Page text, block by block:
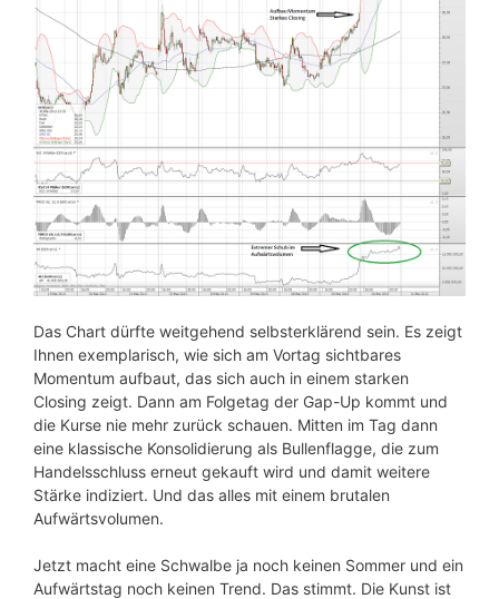
Das Chart dürfte weitgehend selbsterklärend sein. Es zeigt
Ihnen exemplarisch, wie sich am Vortag sichtbares
Momentum aufbaut, das sich auch in einem starken
Closing zeigt. Dann am Folgetag der Gap-Up kommt und
die Kurse nie mehr zurück schauen. Mitten im Tag dann
eine klassische Konsolidierung als Bullenflagge, die zum
Handelsschluss erneut gekauft wird und damit weitere
Stärke indiziert. Und das alles mit einem brutalen
Aufwärtsvolumen.
Jetzt macht eine Schwalbe ja noch keinen Sommer und ein
Aufwärtstag noch keinen Trend. Das stimmt. Die Kunst ist